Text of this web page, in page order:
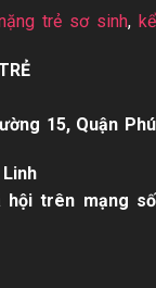
trẻ sơ sinh, kể
15, Quận Phú
hội trên mạng số